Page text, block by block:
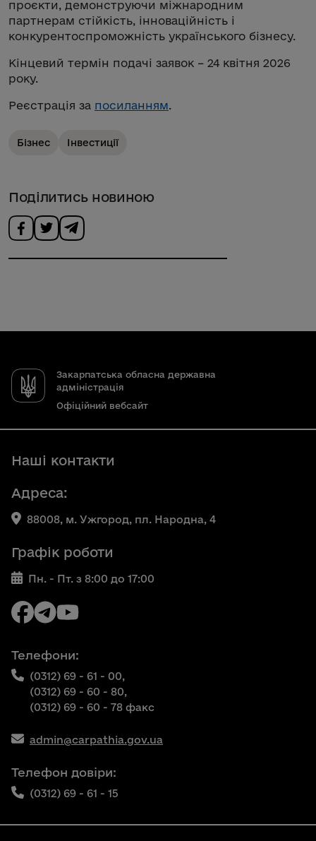
проєкти, демонструючи міжнародним
партнерам стійкість, інноваційність і
конкурентоспроможність українського бізнесу.
Кінцевий термін подачі заявок – 24 квітня 2026
року.
Реєстрація за посиланням.
Бізнес Інвестиції
Поділитись новиною
Закарпатська обласна державна
адміністрація
Офіційний вебсайт
Наші контакти
Адреса:
88008, м. Ужгород, пл. Народна, 4
Графік роботи
Пн. - Пт. з 8:00 до 17:00
Телефони:
(0312) 69 - 61 - 00,
(0312) 69 - 60 - 80,
(0312) 69 - 60 - 78 факс
admin@carpathia.gov.ua
Телефон довіри:
(0312) 69 - 61 - 15